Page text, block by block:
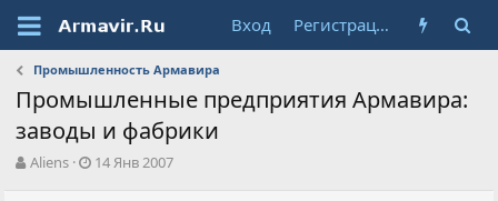
Вход Регистрация
Промышленность Армавира
Промышленные предприятия Армавира:
заводы и фабрики
А
Aliens
Д
14 Янв 2007